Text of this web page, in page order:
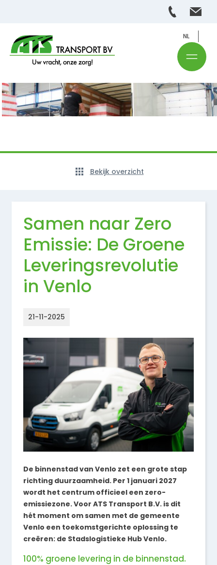
NL
Bekijk overzicht
Samen naar Zero
Emissie: De Groene
Leveringsrevolutie
in Venlo
21-11-2025
De binnenstad van Venlo zet een grote stap
richting duurzaamheid. Per 1 januari 2027
wordt het centrum officieel een zero-
emissiezone. Voor ATS Transport B.V. is dit
hét moment om samen met de gemeente
Venlo een toekomstgerichte oplossing te
creëren: de Stadslogistieke Hub Venlo.
100% groene levering in de binnenstad.